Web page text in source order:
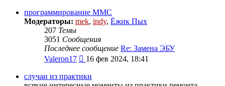
последнему
сообщению
программирование MMC
Модераторы: mek, indy, Ёжик Пых
207 Темы
3051 Сообщения
Последнее сообщение Re: Замена ЭБУ
Valeron17
Перейти
последнему
сообщению
16 фев 2024, 18:41
случаи из практики